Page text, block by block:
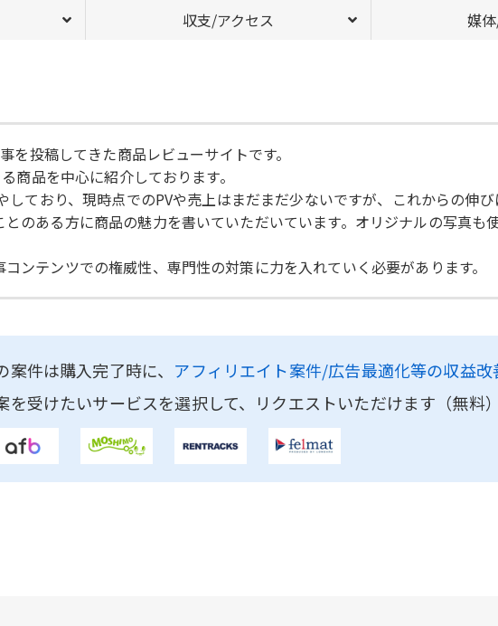
収支/アクセス 媒
を投稿してきた商品レビューサイトです。
商品を中心に紹介しております。
しており、現時点でのPVや売上はまだまだ少ないですが、これからの伸
のある方に商品の魅力を書いていただいています。オリジナルの写真
ンテンツでの権威性、専門性の対策に力を入れていく必要があります。
案件は購入完了時に、 アフィリエイト案件/広告最適化等の収益改
を受けたいサービスを選択して、リクエストいただけます（無料）